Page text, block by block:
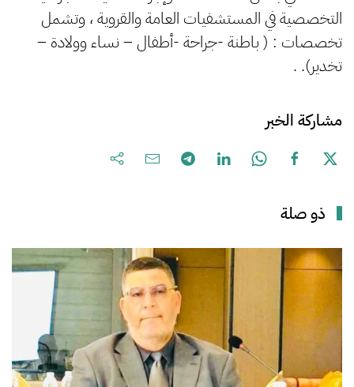
التخصصية في المستشفيات العامة والقروية ، وتشمل
تخصصات : ( باطنة -جراحة -أطفال – نساء وولادة –
تخدير). .
مشاركة الخبر
ذو صلة